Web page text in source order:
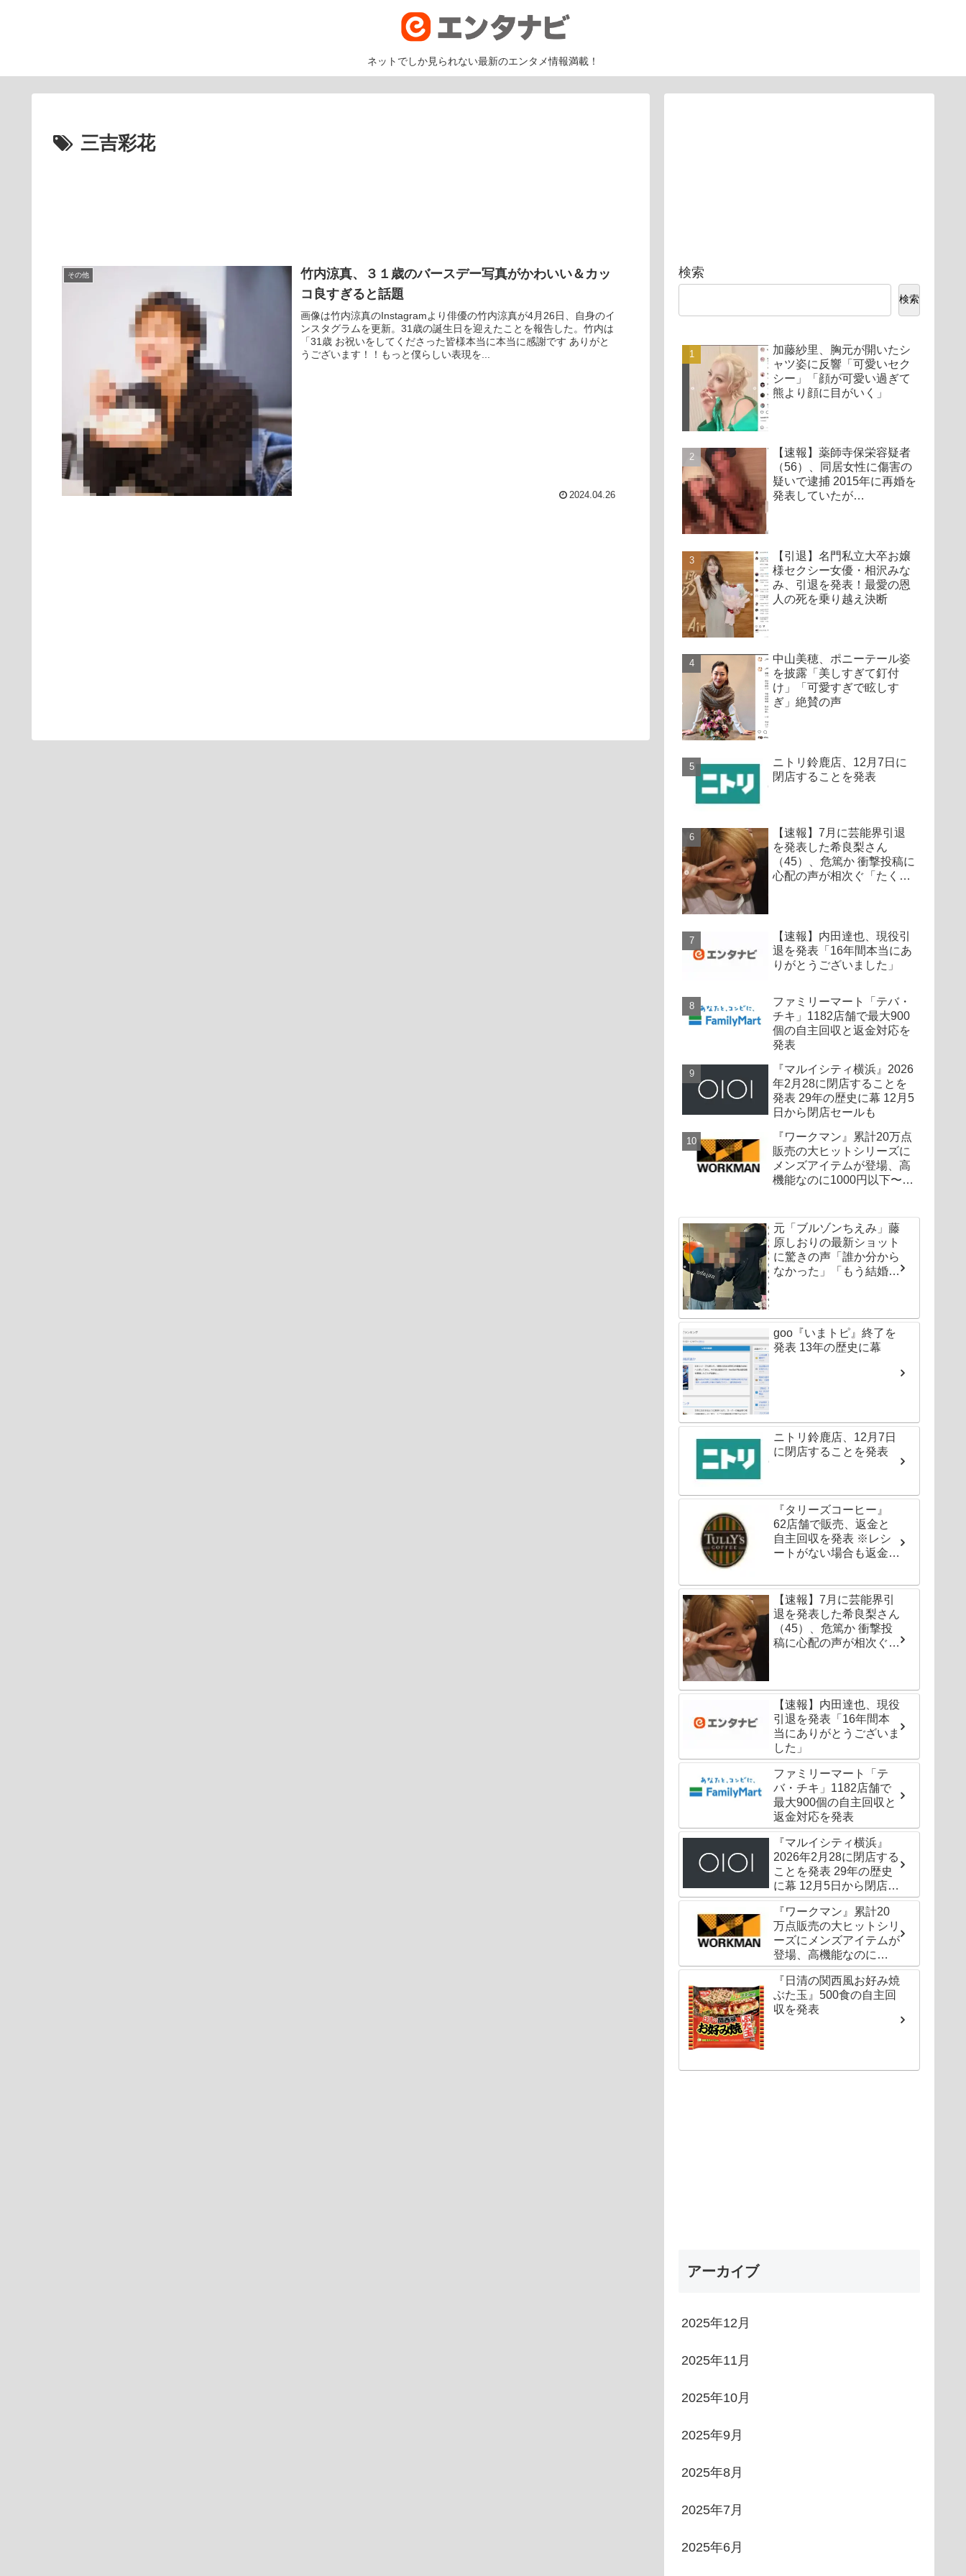
ネットでしか見られない最新のエンタメ情報満載！
三吉彩花
その他
竹内涼真、３１歳のバースデー写真がかわいい＆カッ
コ良すぎると話題
画像は竹内涼真のInstagramより俳優の竹内涼真が4月26日、自身のイ
ンスタグラムを更新。31歳の誕生日を迎えたことを報告した。竹内は
「31歳 お祝いをしてくださった皆様本当に本当に感謝です ありがと
うございます！！もっと僕らしい表現を...
2024.04.26
検索
検索
加藤紗里、胸元が開いたシ
ャツ姿に反響「可愛いセク
シー」「顔が可愛い過ぎて
熊より顔に目がいく」
【速報】薬師寺保栄容疑者
（56）、同居女性に傷害の
疑いで逮捕 2015年に再婚を
発表していたが…
【引退】名門私立大卒お嬢
様セクシー女優・相沢みな
み、引退を発表！最愛の恩
人の死を乗り越え決断
中山美穂、ポニーテール姿
を披露「美しすぎて釘付
け」「可愛すぎで眩しす
ぎ」絶賛の声
ニトリ鈴鹿店、12月7日に
閉店することを発表
【速報】7月に芸能界引退
を発表した希良梨さん
（45）、危篤か 衝撃投稿に
心配の声が相次ぐ「たくさ
【速報】内田達也、現役引
退を発表「16年間本当にあ
りがとうございました」
ファミリーマート「テバ・
チキ」1182店舗で最大900
個の自主回収と返金対応を
発表
『マルイシティ横浜』2026
年2月28に閉店することを
発表 29年の歴史に幕 12月5
日から閉店セールも
『ワークマン』累計20万点
販売の大ヒットシリーズに
メンズアイテムが登場、高
機能なのに1000円以下〜の
元「ブルゾンちえみ」藤
原しおりの最新ショット
に驚きの声「誰か分から
なかった」「もう結婚し
goo『いまトピ』終了を
発表 13年の歴史に幕
ニトリ鈴鹿店、12月7日
に閉店することを発表
『タリーズコーヒー』
62店舗で販売、返金と
自主回収を発表 ※レシ
ートがない場合も返金対
【速報】7月に芸能界引
退を発表した希良梨さん
（45）、危篤か 衝撃投
稿に心配の声が相次ぐ
【速報】内田達也、現役
引退を発表「16年間本
当にありがとうございま
した」
ファミリーマート「テ
バ・チキ」1182店舗で
最大900個の自主回収と
返金対応を発表
『マルイシティ横浜』
2026年2月28に閉店する
ことを発表 29年の歴史
に幕 12月5日から閉店セ
ールも
『ワークマン』累計20
万点販売の大ヒットシリ
ーズにメンズアイテムが
登場、高機能なのに
1000円以下〜の圧倒的
コスパ
『日清の関西風お好み焼
ぶた玉』500食の自主回
収を発表
アーカイブ
2025年12月
2025年11月
2025年10月
2025年9月
2025年8月
2025年7月
2025年6月